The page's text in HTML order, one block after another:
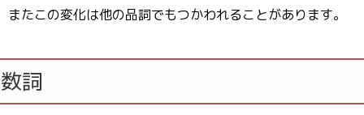
またこの変化は他の品詞でもつかわれることがあります。
数詞